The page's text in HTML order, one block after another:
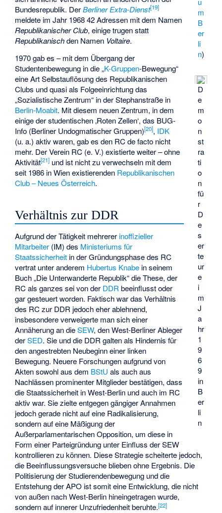
m
B
er
li
n)
D
e
m
o
n
st
ra
ti
o
n
fü
r
D
e
s
er
te
ur
e
i
m
J
a
hr
1
9
6
9
in
B
er
li
n
Bundesrepublik. DerBerliner Extra-Dienst[19]
meldete im Jahr 1968 42 Adressen mit dem Namen
Republikanischer Club, einige trugen statt
Republikanischden Namen Voltaire.
1970 gab es – mit dem Übergang der
Studentenbewegung in die „K-Gruppen-Bewegung“
eine Art Selbstauflösung des Republikanischen
Clubs und quasi als Folgeeinrichtung das
„Sozialistische Zentrum“ in der Stephanstraße in
Berlin-Moabit. Mit diesem neuen Zentrum, in dem
einige der studentischen ‚Roten Zellen‘, das BUG-
Info (Berliner Undogmatischer Gruppen)[20], IDK
(u. a.) aktiv waren, gab es den RC de facto nicht
mehr. Der Verein RC (e. V.) existierte weiter – ohne
Aktivität[21] und ist nicht zu verwechseln mit dem
seit 1986 in Wien existierenden Republikanischen
Club – Neues Österreich.
Verhältnis zur DDR
Aufgrund der Tätigkeit mehrerer inoffizieller
Mitarbeiter (IM) des Ministeriums für
Staatssicherheit in der Gründungsphase des RC
vertrat unter anderem Hubertus Knabe in seinem
Buch „Die Unterwanderte Republik“ die These, der
RC als ganzes sei von der DDRbeeinflusst oder
gar gesteuert worden. Faktisch war das Verhältnis
des RC zur DDR jedoch eher ablehnend,
insbesondere verweigerte man sich einer
Annäherung an dieSEW, den West-Berliner Ableger
derSED. Sie und die DDR galten als Hindernis für
den angestrebten Neubeginn einer linken
Bewegung. Neuere Forschungen aufgrund von
Akten sowohl aus dem BStU als auch aus
Nachlässen prominenter Mitglieder bestätigen, dass
die Staatssicherheit in West-Berlin und auch im RC
aktiv war. Sie zielte entgegen gängiger Annahmen
jedoch gerade nicht auf eine Radikalisierung,
sondern auf eine Mäßigung der
Außerparlamentarischen Opposition, um diese in
Form einer Parteigründung unter Einfluss der SEW
kontrollieren zu können. Diese Strategie scheiterte jedoch,
die Beeinflussungsversuche blieben ohne Ergebnis. Die
Politisierung der Studierendenbewegung und die
Entstehung der APO ist somit eine Entwicklung, die nicht
von außen nach West-Berlin hineingetragen wurde,
sondern auf innerer Unzufriedenheit beruhte.[22]